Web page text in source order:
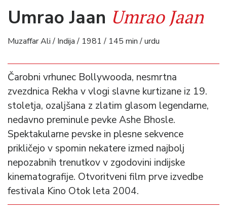
Umrao Jaan Umrao Jaan
Muzaffar Ali / Indija / 1981 / 145 min / urdu
Čarobni vrhunec Bollywooda, nesmrtna
zvezdnica Rekha v vlogi slavne kurtizane iz 19.
stoletja, ozaljšana z zlatim glasom legendarne,
nedavno preminule pevke Ashe Bhosle.
Spektakularne pevske in plesne sekvence
prikličejo v spomin nekatere izmed najbolj
nepozabnih trenutkov v zgodovini indijske
kinematografije. Otvoritveni film prve izvedbe
festivala Kino Otok leta 2004.